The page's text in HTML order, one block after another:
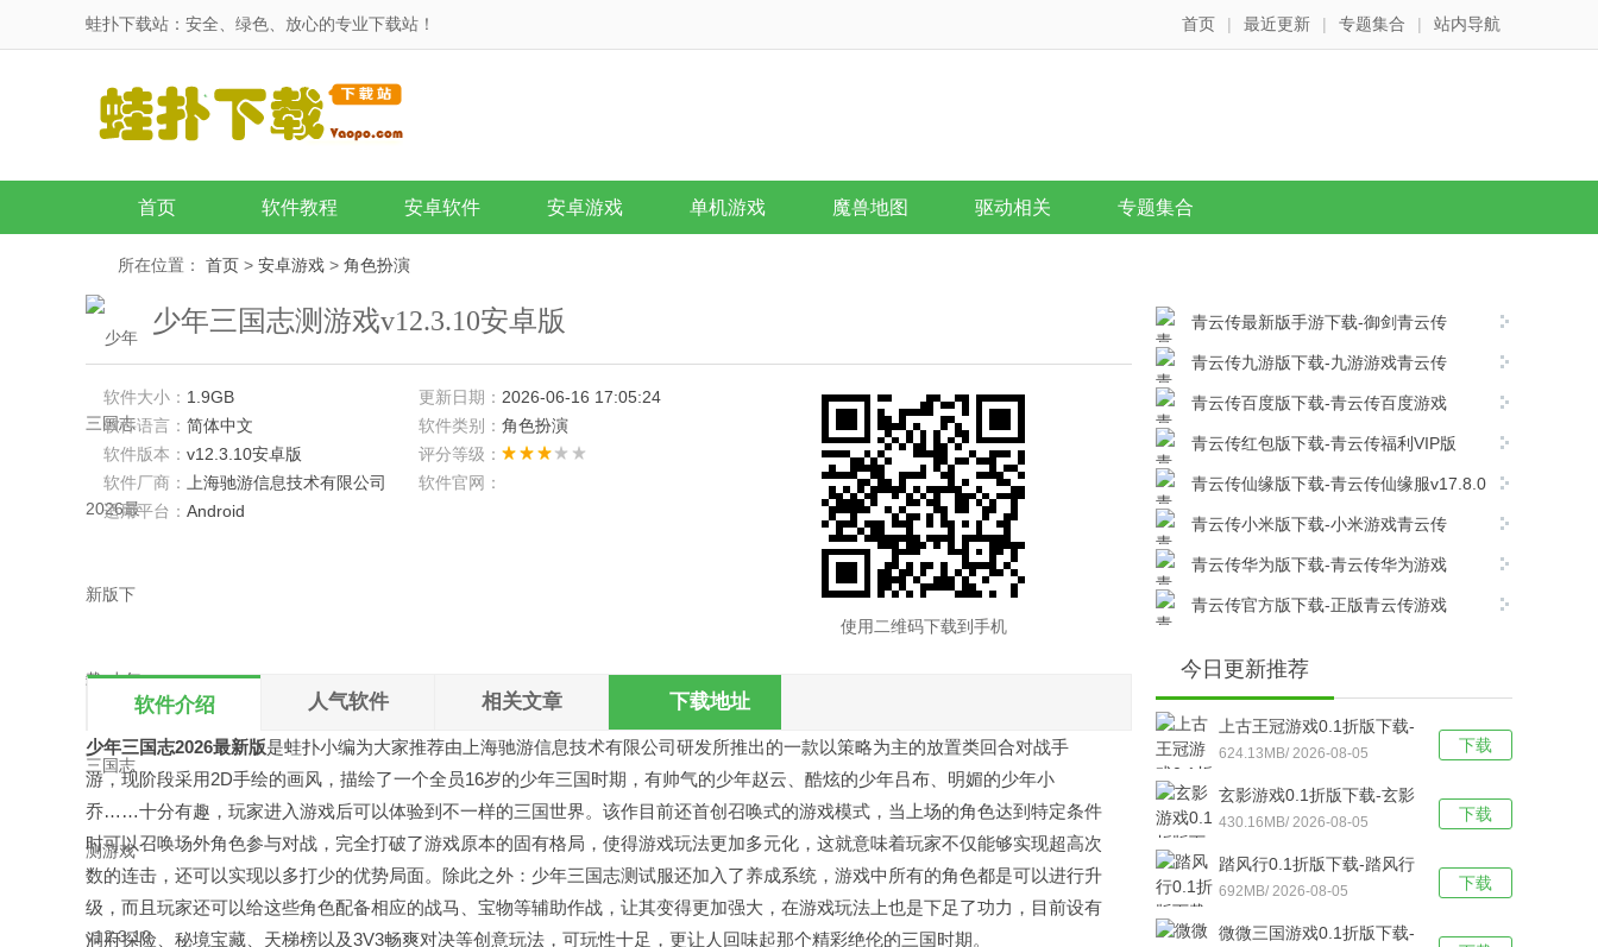
蛙扑下载站：安全、绿色、放心的专业下载站！ 首页 | 最近更新 | 专题集合 | 站内导航
首页 软件教程 安卓软件 安卓游戏 单机游戏 魔兽地图 驱动相关 专题集合
所在位置： 首页 > 安卓游戏 > 角色扮演
少年三国志测游戏v12.3.10安卓版
软件大小： 1.9GB 更新日期： 2026-06-16 17:05:24
软件语言： 简体中文 软件类别： 角色扮演
软件版本： v12.3.10安卓版
评分等级：
软件厂商：
上海驰游信息技术有限公司
软件官网：
适用平台： Android
使用二维码下载到手机
软件介绍 人气软件 相关文章 下载地址
少年三国志2026最新版是蛙扑小编为大家推荐由上海驰游信息技术有限公司研发所推出的一款以策略为主的放置类回合对战手
游，现阶段采用2D手绘的画风，描绘了一个全员16岁的少年三国时期，有帅气的少年赵云、酷炫的少年吕布、明媚的少年小
乔……十分有趣，玩家进入游戏后可以体验到不一样的三国世界。该作目前还首创召唤式的游戏模式，当上场的角色达到特定条件
时可以召唤场外角色参与对战，完全打破了游戏原本的固有格局，使得游戏玩法更加多元化，这就意味着玩家不仅能够实现超高次
数的连击，还可以实现以多打少的优势局面。除此之外：少年三国志测试服还加入了养成系统，游戏中所有的角色都是可以进行升
级，而且玩家还可以给这些角色配备相应的战马、宝物等辅助作战，让其变得更加强大，在游戏玩法上也是下足了功力，目前设有
洞府探险、秘境宝藏、天梯榜以及3V3畅爽对决等创意玩法，可玩性十足，更让人回味起那个精彩绝伦的三国时期。
青云传最新版手游下载-御剑青云传
v17.8.0安卓版下载
青云传九游版下载-九游游戏青云传
v17.8.0安卓版下载
青云传百度版下载-青云传百度游戏
v17.8.0安卓版下载
青云传红包版下载-青云传福利VIP版
v17.8.0安卓版下载
青云传仙缘版下载-青云传仙缘服v17.8.0
安卓版下载
青云传小米版下载-小米游戏青云传
v17.8.0安卓版下载
青云传华为版下载-青云传华为游戏
v17.8.0安卓版下载
青云传官方版下载-正版青云传游戏
今日更新推荐
下载
上古王冠游戏0.1折版下载-
上古王冠(0.1折官方正版)
福利版 v1.0安卓版下载
624.13MB/ 2026-08-05
下载
玄影游戏0.1折版下载-玄影
（0.1折盗帅送真充）手游
v1.0.0安卓版下载
430.16MB/ 2026-08-05
下载
踏风行0.1折版下载-踏风行
折扣版 v3.0.1安卓版下载
692MB/ 2026-08-05
微微三国游戏0.1折版下载-